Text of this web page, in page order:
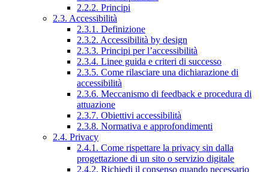
2.2.2. Principi
2.3. Accessibilità
2.3.1. Definizione
2.3.2. Accessibilità by design
2.3.3. Principi per l’accessibilità
2.3.4. Linee guida e criteri di successo
2.3.5. Come rilasciare una dichiarazione di
accessibilità
2.3.6. Meccanismo di feedback e procedura di
attuazione
2.3.7. Obiettivi accessibilità
2.3.8. Normativa e approfondimenti
2.4. Privacy
2.4.1. Come rispettare la privacy sin dalla
progettazione di un sito o servizio digitale
2.4.2. Richiedi il consenso quando necessario